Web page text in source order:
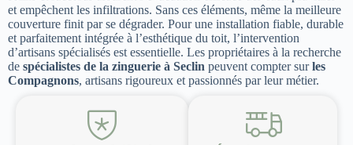
et empêchent les infiltrations. Sans ces éléments, même la meilleure
couverture finit par se dégrader. Pour une installation fiable, durable
et parfaitement intégrée à l’esthétique du toit, l’intervention
d’artisans spécialisés est essentielle. Les propriétaires à la recherche
de spécialistes de la zinguerie à Seclin peuvent compter surles
Compagnons, artisans rigoureux et passionnés par leur métier.